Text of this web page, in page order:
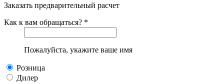
Заказать предварительный расчет
Как к вам обращаться? *
Пожалуйста, укажите ваше имя
Розница
Дилер